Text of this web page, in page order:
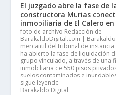
El juzgado abre la fase de
constructora Murias
inmobiliaria de El Calero
foto de archivo Redacción de
BarakaldoDigital.com |
mercantil del tribunal de instancia
ha abierto la fase de liquidación
grupo vinculado, a través de una
inmobiliaria de 550 pisos
suelos contaminados e
sigue leyendo
Barakaldo Digital